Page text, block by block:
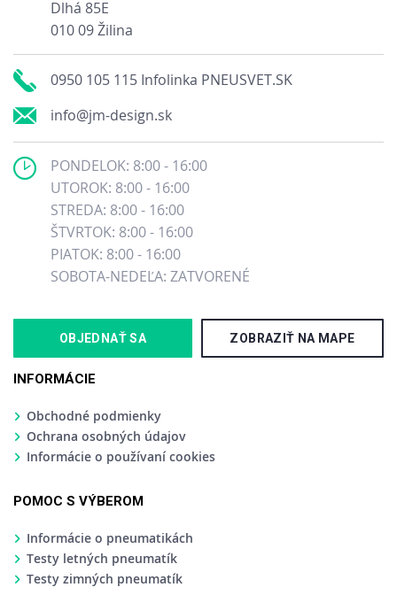
Dlhá 85E
010 09 Žilina
0950 105 115 Infolinka PNEUSVET.SK
info@jm-design.sk
PONDELOK: 8:00 - 16:00
UTOROK: 8:00 - 16:00
STREDA: 8:00 - 16:00
ŠTVRTOK: 8:00 - 16:00
PIATOK: 8:00 - 16:00
SOBOTA-NEDEĽA: ZATVORENÉ
OBJEDNAŤ SA ZOBRAZIŤ NA MAPE
INFORMÁCIE
Obchodné podmienky
Ochrana osobných údajov
Informácie o používaní cookies
POMOC S VÝBEROM
Informácie o pneumatikách
Testy letných pneumatík
Testy zimných pneumatík